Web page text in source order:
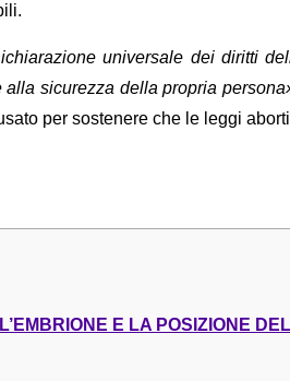
universale dei diritti
alla sicurezza della propria
per sostenere che le leggi
L’EMBRIONE E LA POSIZIONE